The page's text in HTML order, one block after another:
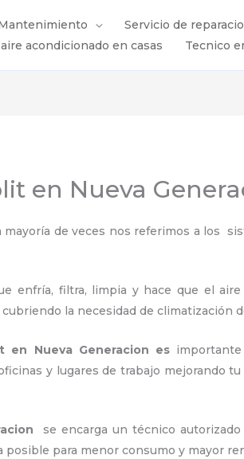
Servicio de
acondicionado en casas Tecnico
en Nueva
de veces nos referimos a los
enfría, filtra, limpia y hace que el
la necesidad de climatización
en Nueva Generacion es importante
y lugares de trabajo mejorando
se encarga un técnico
posible para menor consumo y mayor